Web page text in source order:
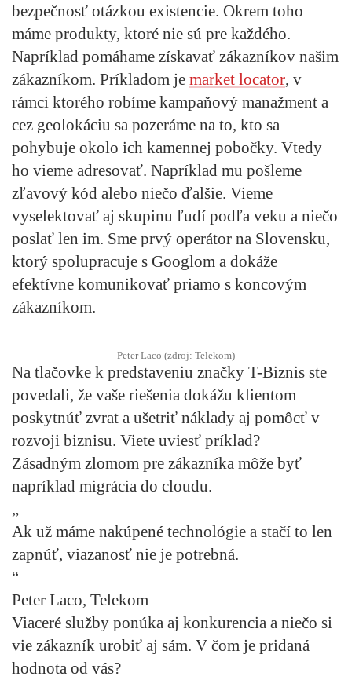
bezpečnosť otázkou existencie. Okrem toho
máme produkty, ktoré nie sú pre každého.
Napríklad pomáhame získavať zákazníkov našim
zákazníkom. Príkladom je market locator, v
rámci ktorého robíme kampaňový manažment a
cez geolokáciu sa pozeráme na to, kto sa
pohybuje okolo ich kamennej pobočky. Vtedy
ho vieme adresovať. Napríklad mu pošleme
zľavový kód alebo niečo ďalšie. Vieme
vyselektovať aj skupinu ľudí podľa veku a niečo
poslať len im. Sme prvý operátor na Slovensku,
ktorý spolupracuje s Googlom a dokáže
efektívne komunikovať priamo s koncovým
zákazníkom.
Peter Laco (zdroj: Telekom)
Na tlačovke k predstaveniu značky T-Biznis ste
povedali, že vaše riešenia dokážu klientom
poskytnúť zvrat a ušetriť náklady aj pomôcť v
rozvoji biznisu. Viete uviesť príklad?
Zásadným zlomom pre zákazníka môže byť
napríklad migrácia do cloudu.
„
Ak už máme nakúpené technológie a stačí to len
zapnúť, viazanosť nie je potrebná.
“
Peter Laco, Telekom
Viaceré služby ponúka aj konkurencia a niečo si
vie zákazník urobiť aj sám. V čom je pridaná
hodnota od vás?